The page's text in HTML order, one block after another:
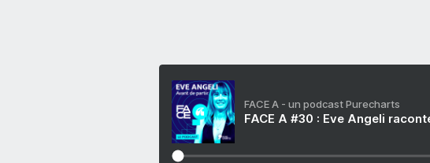
FACE A - un podcast Purecharts
FACE A #30 : Eve Angeli